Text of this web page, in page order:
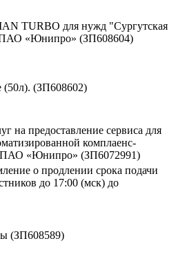
TURBO для нужд "Сургутская
«Юнипро» (ЗП608604)
(50л). (ЗП608602)
на предоставление сервиса для
комплаенс-
ПАО «Юнипро» (ЗП6072991)
о продлении срока подачи
до 17:00 (мск) до
(ЗП608589)